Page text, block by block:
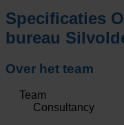
Specificaties
bureau
Over het team
Team
Consultancy